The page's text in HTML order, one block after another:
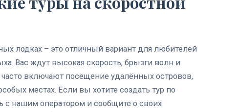
лодках – это отличный вариант для любителей
Вас ждут высокая скорость, брызги волн и
включают посещение удалённых островов,
местах. Если вы хотите создать тур по
с нашим оператором и сообщите о своих